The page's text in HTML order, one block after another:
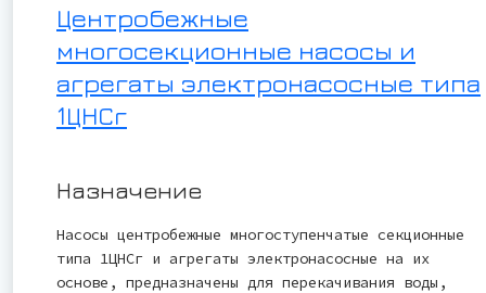
Центробежные
многосекционные насосы и
агрегаты электронасосные типа
1ЦНСг
Назначение
Насосы центробежные многоступенчатые секционные
типа 1ЦНСг и агрегаты электронасосные на их
основе, предназначены для перекачивания воды,